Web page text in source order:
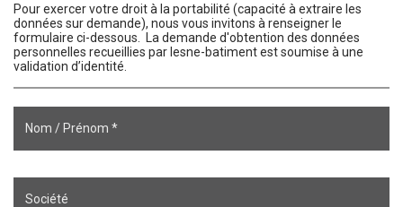
Pour exercer votre droit à la portabilité (capacité à extraire les
données sur demande), nous vous invitons à renseigner le
formulaire ci-dessous. La demande d'obtention des données
personnelles recueillies par lesne-batiment est soumise à une
validation d’identité.